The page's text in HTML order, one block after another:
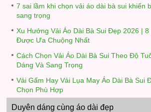
7 sai lầm khi chọn vải áo dài bà sui khiến
sang trọng
Xu Hướng Vải Áo Dài Bà Sui Đẹp 2026 | 8
Được Ưa Chuộng Nhất
Cách Chọn Vải Áo Dài Bà Sui Theo Độ
Dáng Và Sang Trọng
Vải Gấm Hay Vải Lụa May Áo Dài Bà Sui
Chọn Phù Hợp
Duyên dáng cùng áo dài đẹp